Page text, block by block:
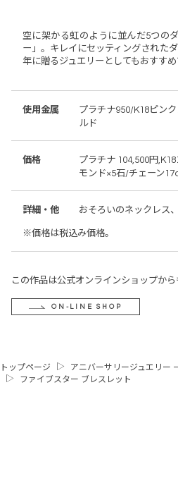
空に架かる虹のように並んだ5つの
ー」。キレイにセッティングされた
年に贈るジュエリーとしてもおすすめ
使用金属
プラチナ950/K18ピン
ルド
価格
プラチナ 104,500円
モンド×5石/チェーン
詳細・他 おそろいのネックレス
※価格は税込み価格。
この作品は公式オンラインショップか
ON-LINE SHOP
トップページ
アニバーサリージュエリー
ファイブスター ブレスレット